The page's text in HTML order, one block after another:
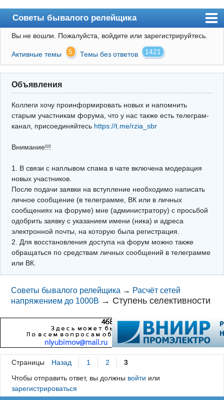
Советы бывалого релейщика
Форум
Правила
Поиск
Регистрация
Архив
Почта
Поиск релейщика
Видео РЗиА
Фотохостинг
Телеграм
Вы не вошли. Пожалуйста, войдите или зарегистрируйтесь.
Активные темы 5 Темы без ответов 1421
Объявления
Коллеги хочу проинформировать новых и напомнить
старым участникам форума, что у нас также есть телеграм-
канал, присоединяйтесь https://t.me/rzia_sbr
Внимание!!!
1. В связи с наплывом спама в чате включена модерация
новых участников.
После подачи заявки на вступление необходимо написать
личное сообщение (в телеграмме, ВК или в личных
сообщениях на форуме) мне (администратору) с просьбой
одобрить заявку с указанием имени (ника) и адреса
электронной почты, на которую была регистрация.
2. Для восстановления доступа на форум можно также
обращаться по средствам личных сообщений в телеграмме
или ВК.
Советы бывалого релейщика → Расчёт сетей
напряжением до 1000В → Ступень селективности
Страницы Назад 1 2
3
Чтобы отправить ответ, вы должны войти или
зарегистрироваться